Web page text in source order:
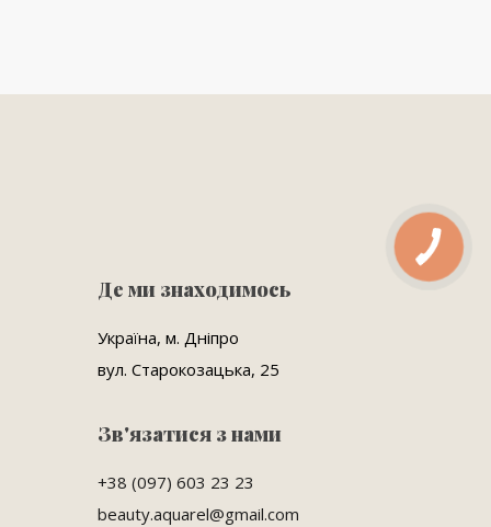
Де ми знаходимось
Україна, м. Дніпро
вул. Старокозацька, 25
Зв'язатися з нами
+38 (097) 603 23 23
beauty.aquarel@gmail.com